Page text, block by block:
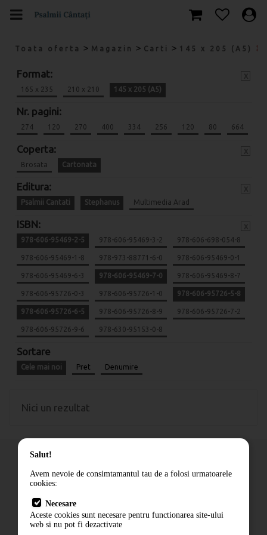
Toata oferta > Magazin > Carti > 145 x 205 (A5)
Format:
165 x 235 210 x 210 145 x 205 (A5)
Nr. pagini:
274 120 270 400 334 256 120 80 664
Coperta:
Brosata Cartonata
Editura:
Psalmii Cantati Stephanus Multimedia Arad
ISBN:
978-606-95469-2-5 978-606-95469-3-2 978-606-698-054-8
978-606-95469-1-8 978-973-88771-6-0 978-606-95469-0-1
978-606-95469-6-3 978-606-95469-7-0 978-606-95469-8-7
978-606-95726-0-3 978-606-95726-1-0 978-606-95726-5-8
978-606-95726-6-5 978-606-95726-8-9 978-606-95726-7-2
978-606-95726-9-6 978-630-95153-0-8
Sortare
Cele mai noi Pret Denumire
Nici un rezultat
Cum comand
Livrare
Contact
Salut!
Avem nevoie de consimtamantul tau de a folosi urmatoarele
cookies:
Necesare
Aceste cookies sunt necesare pentru functionarea site-ului
web si nu pot fi dezactivate